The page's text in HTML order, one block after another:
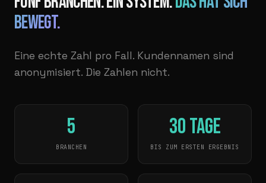
bewegt.
Eine echte Zahl pro Fall. Kundennamen sind
anonymisiert. Die Zahlen nicht.
5
BRANCHEN
30 Tage
BIS ZUM ERSTEN ERGEBNIS